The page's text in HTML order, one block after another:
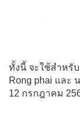
ทั้งนี้​ จะใช้สำหรั
Rong phai และ
12​ กรกฎาคม​